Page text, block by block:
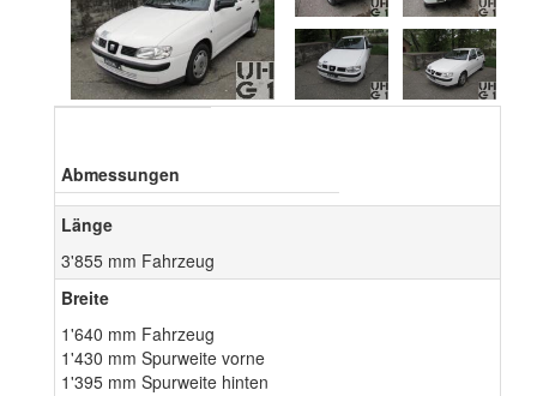
Abmessungen
Länge
3'855 mm Fahrzeug
Breite
1'640 mm Fahrzeug
1'430 mm Spurweite vorne
1'395 mm Spurweite hinten